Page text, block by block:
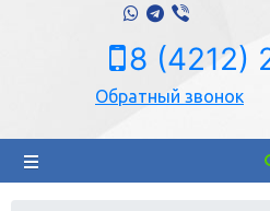
8 (4212)
Обратный звонок